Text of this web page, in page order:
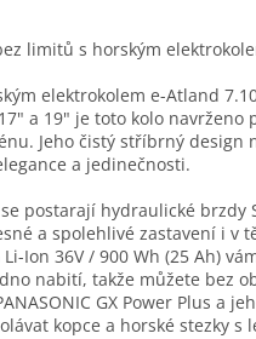
limitů s horským
elektrokolem e-Atland
a 19" je toto kolo navrženo
Jeho čistý stříbrný design
a jedinečnosti.
postarají hydraulické brzdy
a spolehlivé zastavení i v
Ion 36V / 900 Wh (25 Ah)
nabití, takže můžete bez
GX Power Plus a
kopce a horské stezky s